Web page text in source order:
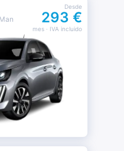
Desde
293 €
mes· IVA incluido